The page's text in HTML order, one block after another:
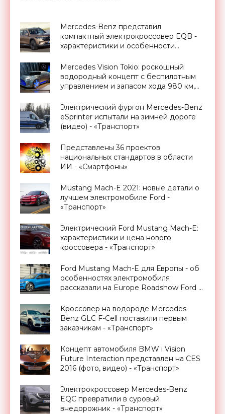
Mercedes-Benz представил
компактный электрокроссовер EQB -
характеристики и особенности
Mercedes Vision Tokio: роскошный
водородный концепт с беспилотным
управлением и запасом хода 980 км,
«Транспорт»
Электрический фургон Mercedes-Benz
eSprinter испытали на зимней дороге
(видео) - «Транспорт»
Представлены 36 проектов
национальных стандартов в области
ИИ - «Смартфоны»
Mustang Mach-E 2021: новые детали о
лучшем электромобиле Ford -
«Транспорт»
Электрический Ford Mustang Mach-E:
характеристики и цена нового
кроссовера - «Транспорт»
Ford Mustang Mach-E для Европы - об
особенностях электромобиля
рассказали на Europe Roadshow Ford -
Кроссовер на водороде Mercedes-
Benz GLC F-Cell поставили первым
заказчикам - «Транспорт»
Концепт автомобиля BMW i Vision
Future Interaction представлен на CES
2016 (фото, видео) - «Транспорт»
Электрокроссовер Mercedes-Benz
EQC превратили в суровый
внедорожник - «Транспорт»